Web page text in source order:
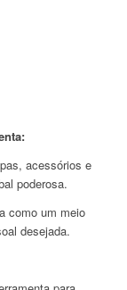
acessórios e
poderosa.
como um meio
desejada.